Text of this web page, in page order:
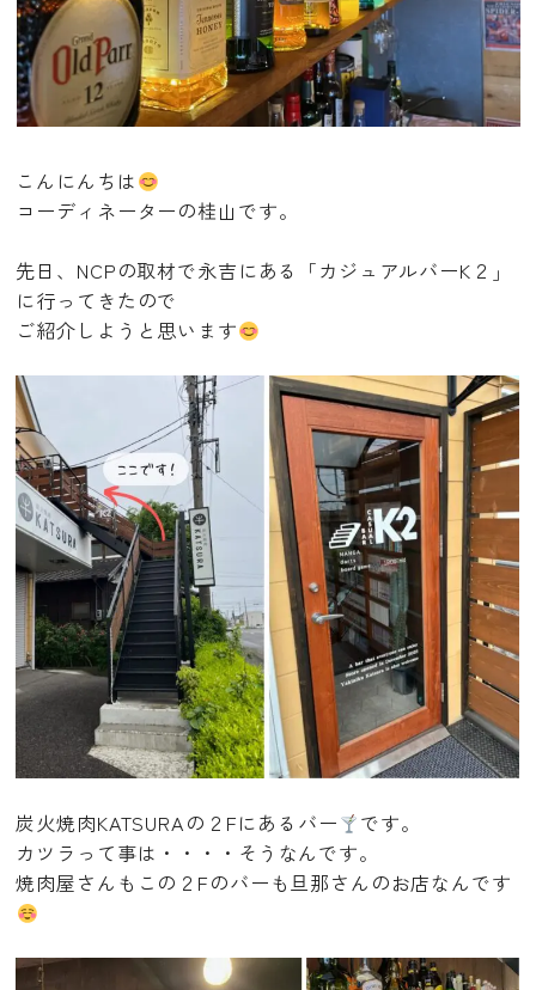
こんにんちは
コーディネーターの桂山です。
先日、NCPの取材で永吉にある「カジュアルバーK２」
に行ってきたので
ご紹介しようと思います
炭火焼肉KATSURAの２Fにあるバー
です。
カツラって事は・・・・そうなんです。
焼肉屋さんもこの２Fのバーも旦那さんのお店なんです